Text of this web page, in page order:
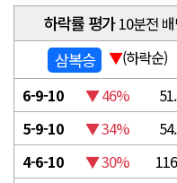
하락률 평가 10분전
삼복승 ▼(하락순)
6-9-10
▼ 46%
5-9-10
▼ 34%
4-6-10
▼ 30%